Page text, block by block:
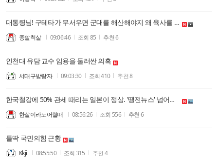
대통령님! 구테타가 무서우면 군대를 해산해야지 왜 육사를 가지고 거시기하세요?
종빨척살 09:06:46 조회 85 추천6
인천대 유담 교수 임용을 둘러싼 의혹
서대구방랑자 09:03:30 조회410 추천8
한국철강에 50% 관세 때리는 일본이 정상. '땡전뉴스' 넘어서 "땡 당파싸움뉴스"하고 아무것도 안하는 한국지배층이 비정상
한살이라도어릴때 08:56:26 조회 556 추천 6
틀딱 국민의힘 근황
Kkji 08:55:50 조회 315 추천 4